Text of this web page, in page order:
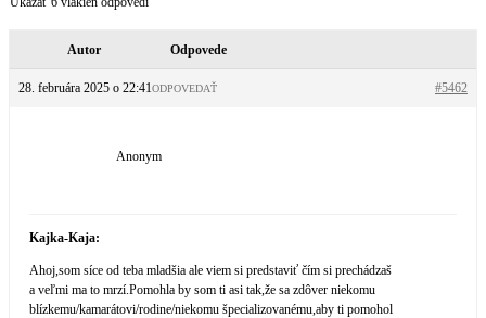
Autor Odpovede
28. februára 2025 o 22:41 #5462
ODPOVEDAŤ
Anonym
Kajka-Kaja:
Ahoj,som síce od teba mladšia ale viem si predstaviť čím si prechádzaš
a veľmi ma to mrzí.Pomohla by som ti asi tak,že sa zdôver niekomu
blízkemu/kama­rátovi/rodine/ni­ekomu špecializované­mu,aby ti pomohol